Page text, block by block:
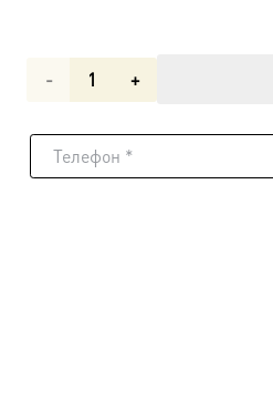
Количество
Иннокентий,